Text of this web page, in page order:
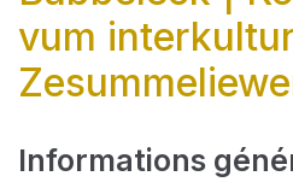
vum
Informations